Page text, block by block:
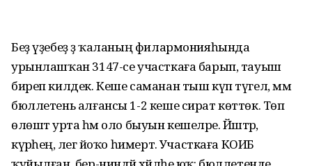
Беҙ үҙебеҙ ҙә ҡаланың филармонияһында
урынлашҡан 3147-се участкаға барып, тауыш
биреп килдек. Кеше саманан тыш күп түгел, әммә
бюллетень алғансы 1-2 кеше сират көттөк. Төп
өлөштә урта һәм оло быуын кешеләре. Йәштәр,
күрәһең, әлегә йоҡо һимертә. Участкаға КОИБ